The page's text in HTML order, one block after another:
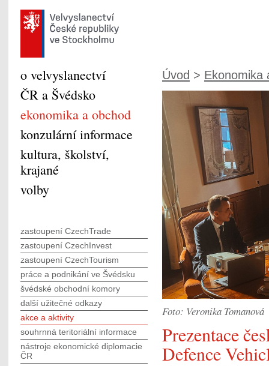
Úvod > Ekonomika
Foto: Veronika Tomanová
Prezentace
Defence
o velvyslanectví
ČR a Švédsko
ekonomika a obchod
konzulární informace
kultura, školství,
krajané
volby
zastoupení CzechTrade
zastoupení CzechInvest
zastoupení CzechTourism
práce a podnikání ve Švédsku
švédské obchodní komory
další užitečné odkazy
akce a aktivity
souhrnná teritoriální informace
nástroje ekonomické diplomacie
ČR